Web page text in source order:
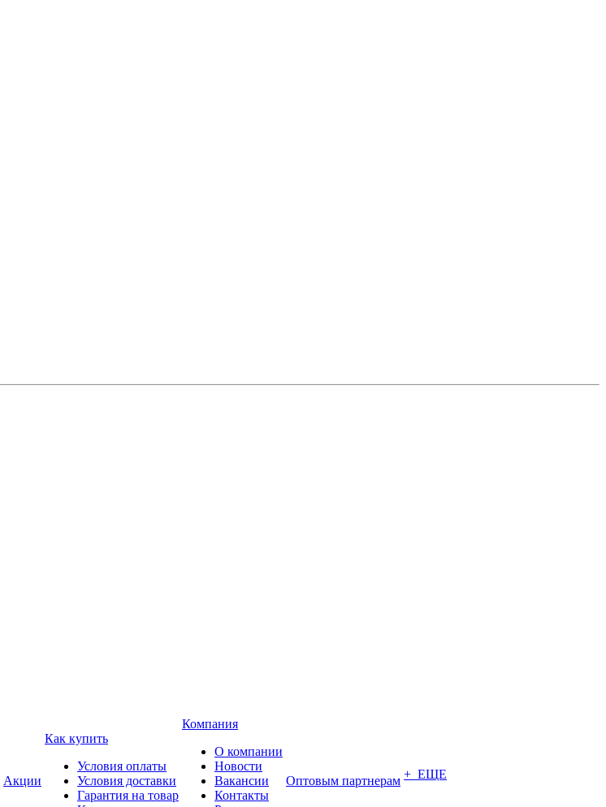
Акции
Как купить
Условия оплаты
Условия доставки
Гарантия на товар
Компания
О компании
Новости
Вакансии
Контакты
Оптовым партнерам + ЕЩЕ